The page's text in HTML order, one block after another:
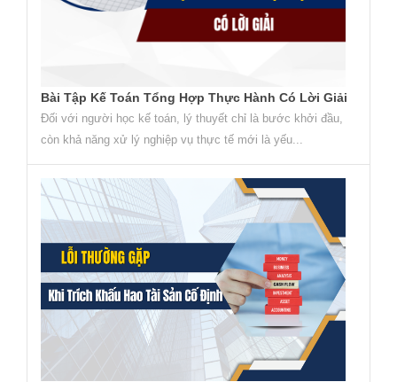
Bài Tập Kế Toán Tổng Hợp Thực Hành Có Lời Giải
Đối với người học kế toán, lý thuyết chỉ là bước khởi đầu,
còn khả năng xử lý nghiệp vụ thực tế mới là yếu...